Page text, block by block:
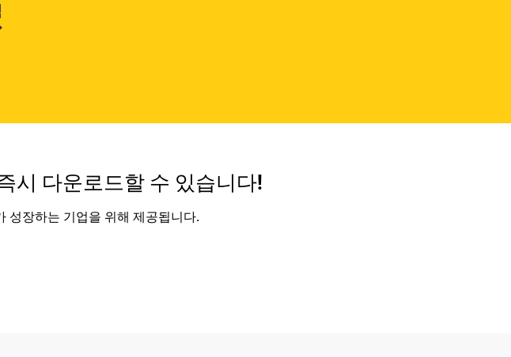
시 다운로드할 수 있습니다!
성장하는 기업을 위해 제공됩니다.